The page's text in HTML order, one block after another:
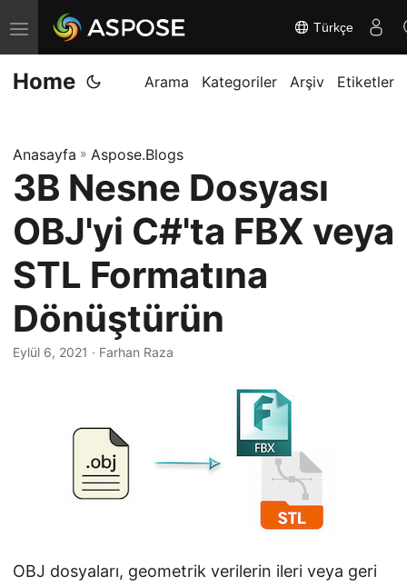
G
e
z
m
e
i
d
e
ğ
i
ş
Türkçe
Home Arama Kategoriler Arşiv Etiketler
Anasayfa » Aspose.Blogs
3B Nesne Dosyası
OBJ'yi C#'ta FBX veya
STL Formatına
Dönüştürün
Eylül 6, 2021 · Farhan Raza
OBJ dosyaları, geometrik verilerin ileri veya geri